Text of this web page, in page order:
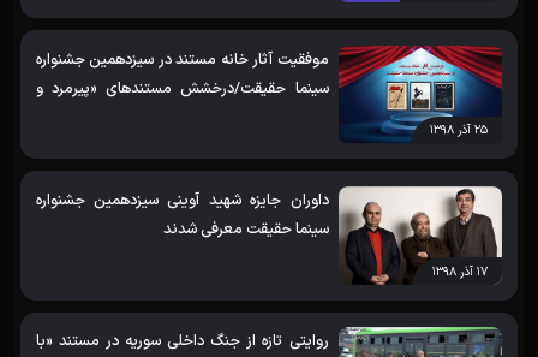
۲۵ آذر ۱۳۹۸
موفقیت آثار خانه مستند در سیزدهمین جشنواره
سینما حقیقت/درخشش مستندهای «پیرمرد و
۱۷ آذر ۱۳۹۸
داوران جایزه شهید آوینی سیزدهمین جشنواره
سینما حقیقت معرفی شدند
روایتی تازه از جنگ داخلی سوریه در مستند «با